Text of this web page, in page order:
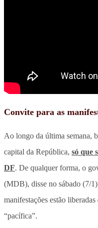
Convite para as
Ao longo da última semana,
capital da República, só que
DF. De qualquer forma, o
(MDB), disse no sábado (7/
manifestações estão
“pacífica”.